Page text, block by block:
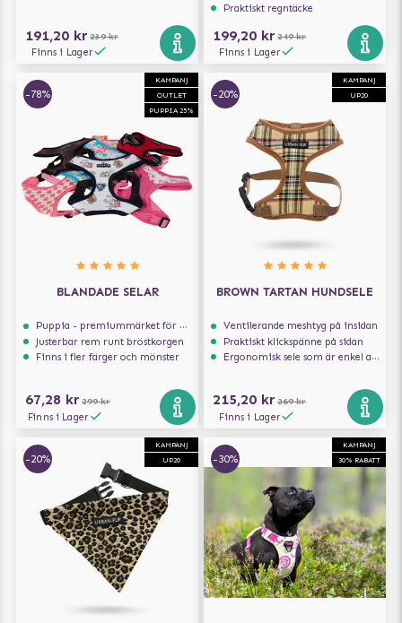
191,20 kr 239 kr
Finns i Lager
Praktiskt regntäcke
199,20 kr 249 kr
Finns i Lager
KAMPANJ
OUTLET
PUPPIA 25%
-78%
BLANDADE SELAR
Puppia - premiummärket för hundselar
Justerbar rem runt bröstkorgen
Finns i fler färger och mönster
67,28 kr 299 kr
Finns i Lager
KAMPANJ
UP20
-20%
BROWN TARTAN HUNDSELE
Ventilerande meshtyg på insidan
Praktiskt klickspänne på sidan
Ergonomisk sele som är enkel att ta på och av
215,20 kr 269 kr
Finns i Lager
KAMPANJ
UP20
-20%
KAMPANJ
30% RABATT
-30%